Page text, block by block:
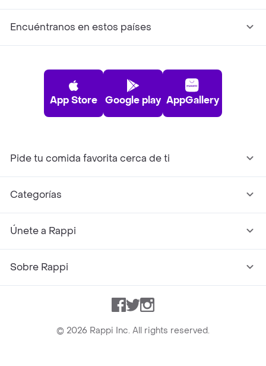
Encuéntranos en estos países
App Store Google play AppGallery
Pide tu comida favorita cerca de ti
Categorías
Únete a Rappi
Sobre Rappi
Facebook
TwitterInstagram
© 2026 Rappi Inc. All rights reserved.